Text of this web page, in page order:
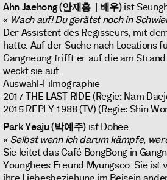
Ahn Jaehong(안재홍 | 배우)ist
« Wach auf! Du gerätst noch in
Der Assistent des Regisseurs, mit
hatte. Auf der Suche nach Locations
Gangneung trifft er auf die am
weckt sie auf.
Auswahl-Filmographie
2017 THE LAST RIDE (Regie: Nam
2015 REPLY 1988 (TV) (Regie: Shin
Park Yeaju (박예주)ist Dohee
«Selbst wenn ich darum kämpfe,
Sie leitet das Café BongBong in
Younghees Freund Myungsoo. Sie ist